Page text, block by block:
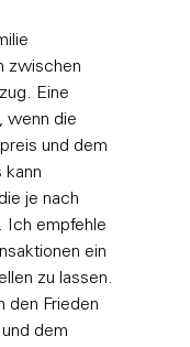
zwischen
Eine
wenn die
und dem
kann
je nach
Ich empfehle
ein
zu lassen.
den Frieden
dem